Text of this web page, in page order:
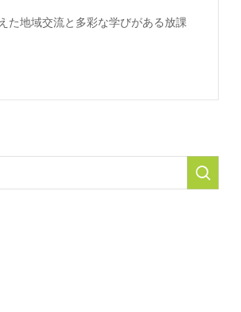
た地域交流と多彩な学びがある放課